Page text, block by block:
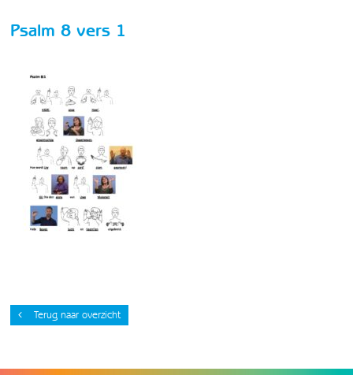
Psalm 8 vers 1
Terug naar overzicht